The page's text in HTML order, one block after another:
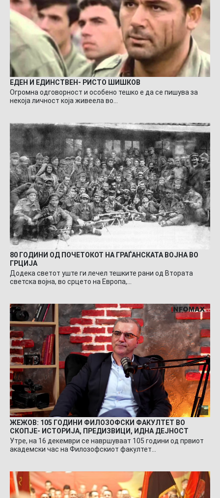
ЕДЕН И ЕДИНСТВЕН- РИСТО ШИШКОВ
Огромна одговорност и особено тешко е да се пишува за
некоја личност која живеела во…
80 ГОДИНИ ОД ПОЧЕТОКОТ НА ГРАЃАНСКАТА ВОЈНА ВО
ГРЦИЈА
Додека светот уште ги лечел тешките рани од Втората
светска војна, во срцето на Европа,…
ЖЕЖОВ: 105 ГОДИНИ ФИЛОЗОФСКИ ФАКУЛТЕТ ВО
СКОПЈЕ- ИСТОРИЈА, ПРЕДИЗВИЦИ, ИДНА ДЕЈНОСТ
Утре, на 16 декември се навршуваат 105 години од првиот
академски час на Филозофскиот факултет…